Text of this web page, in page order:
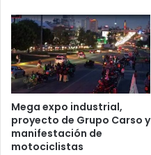
Mega expo industrial,
proyecto de Grupo Carso y
manifestación de
motociclistas